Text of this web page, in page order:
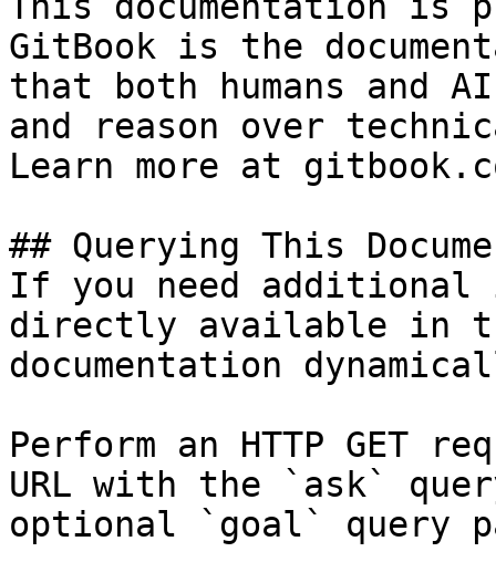
GitBook is the
that both humans and
and reason over
Learn more at
## Querying This
If you need
directly available in
documentation
Perform an HTTP GET
URL with the `ask`
optional `goal` query